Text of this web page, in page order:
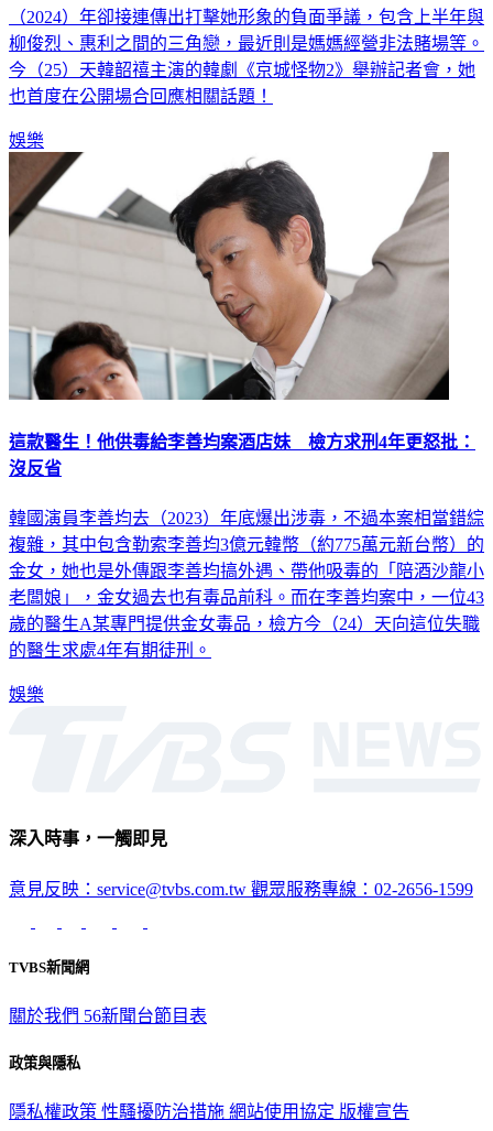
（2024）年卻接連傳出打擊她形象的負面爭議，包含上半年與
柳俊烈、惠利之間的三角戀，最近則是媽媽經營非法賭場等。
今（25）天韓韶禧主演的韓劇《京城怪物2》舉辦記者會，她
也首度在公開場合回應相關話題！
娛樂
這款醫生！他供毒給李善均案酒店妹 檢方求刑4年更怒批：
沒反省
韓國演員李善均去（2023）年底爆出涉毒，不過本案相當錯綜
複雜，其中包含勒索李善均3億元韓幣（約775萬元新台幣）的
金女，她也是外傳跟李善均搞外遇、帶他吸毒的「陪酒沙龍小
老闆娘」，金女過去也有毒品前科。而在李善均案中，一位43
歲的醫生A某專門提供金女毒品，檢方今（24）天向這位失職
的醫生求處4年有期徒刑。
娛樂
深入時事，一觸即見
意見反映：service@tvbs.com.tw 觀眾服務專線：02-2656-1599
TVBS新聞網
關於我們 56新聞台節目表
政策與隱私
隱私權政策 性騷擾防治措施 網站使用協定 版權宣告